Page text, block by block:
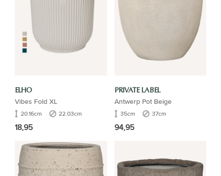
ELHO
Vibes Fold XL
20.16cm 22.03cm
18,95
PRIVATE LABEL
Antwerp Pot Beige
35cm 37cm
94,95